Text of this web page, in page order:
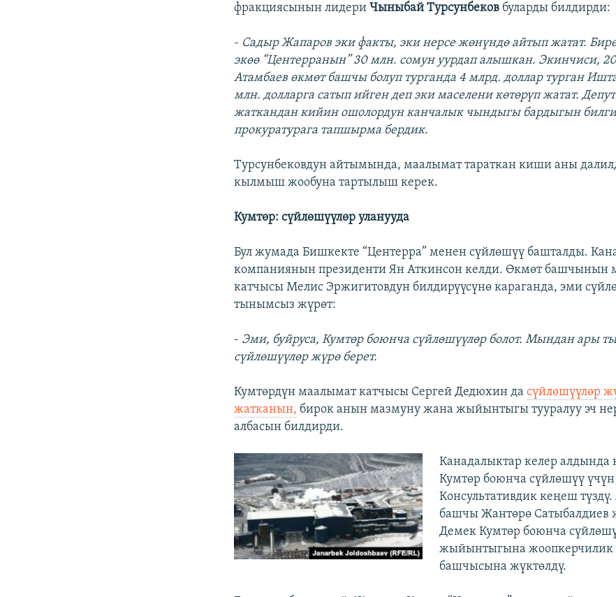
фракциясынын лидери Чыныбай Турсунбеков буларды билдирди:
- Садыр Жапаров эки факты, эки нерсе жөнүндө айтып жатат.
экөө “Центерранын” 30 млн. сомун уурдап алышкан. Экинчиси,
Атамбаев өкмөт башчы болуп турганда 4 млрд. доллар турган
млн. долларга сатып ийген деп эки маселени көтөрүп жатат.
жаткандан кийин ошолордун канчалык чындыгы бардыгын
прокуратурага тапшырма бердик.
Турсунбековдун айтымында, маалымат тараткан киши аны
кылмыш жообуна тартылыш керек.
Кумтөр: сүйлөшүүлөр уланууда
Бул жумада Бишкекте “Центерра” менен сүйлөшүү башталды.
компаниянын президенти Ян Аткинсон келди. Өкмөт башчынын
катчысы Мелис Эржигитовдун билдирүүсүнө караганда, эми
тынымсыз жүрөт:
- Эми, буйруса, Кумтөр боюнча сүйлөшүүлөр болот. Мындан ары
сүйлөшүүлөр жүрө берет.
Кумтөрдүн маалымат катчысы Сергей Дедюхин дасүйлөшүүлөр
жатканын, бирок анын мазмуну жана жыйынтыгы тууралуу эч
албасын билдирди.
Канадалыктар келер алдында
Кумтөр боюнча сүйлөшүү үчүн
Консультативдик кеңеш
башчы Жантөрө Сатыбалдиев
Демек Кумтөр боюнча
жыйынтыгына жоопкерчилик
башчысына жүктөлдү.